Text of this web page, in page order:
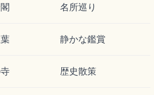
名所巡り
静かな鑑賞
歴史散策